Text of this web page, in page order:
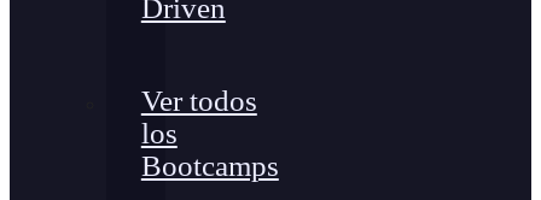
Driven
Ver todos
los
Bootcamps